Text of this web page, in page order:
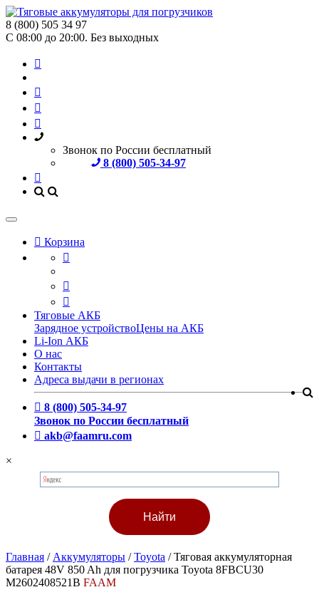
8 (800) 505 34 97
С 08:00 до 20:00. Без выходных
Звонок по России бесплатный
8 (800) 505-34-97
Корзина
Тяговые АКБ
Зарядное устройствоЦены на АКБ
Li-Ion АКБ
О нас
Контакты
Адреса выдачи в регионах
8 (800) 505-34-97
Звонок по России бесплатный
akb@faamru.com
×
Главная / Аккумуляторы /Toyota /Тяговая аккумуляторная
батарея 48V 850 Ah для погрузчика Toyota 8FBCU30
M2602408521B FAAM